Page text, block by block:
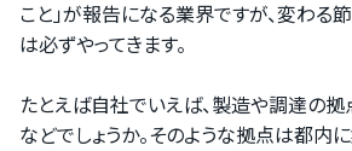
こと」が報告になる業界ですが、変わる
は必ずやってきます。
たとえば自社でいえば、製造や調達の拠
などでしょうか。そのような拠点は都内